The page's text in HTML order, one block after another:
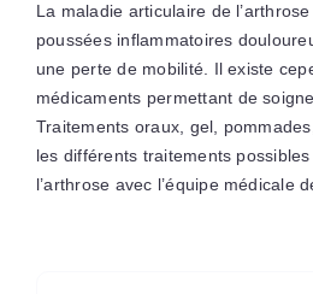
La maladie articulaire de
poussées inflammatoires
une perte de mobilité. Il existe
médicaments permettant de
Traitements oraux, gel,
les différents traitements
l’arthrose avec l’équipe médicale